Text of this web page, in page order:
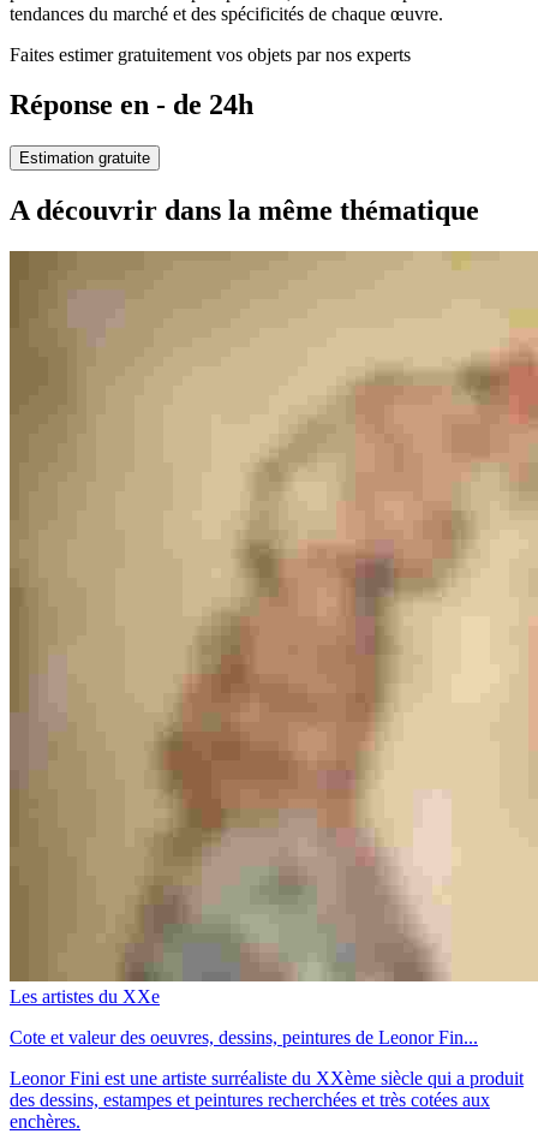
tendances du marché et des spécificités de chaque œuvre.
Faites estimer gratuitement vos objets par nos experts
Réponse en - de 24h
Estimation gratuite
A découvrir dans la même thématique
Les artistes du XXe
Cote et valeur des oeuvres, dessins, peintures de Leonor Fin...
Leonor Fini est une artiste surréaliste du XXème siècle qui a produit
des dessins, estampes et peintures recherchées et très cotées aux
enchères.